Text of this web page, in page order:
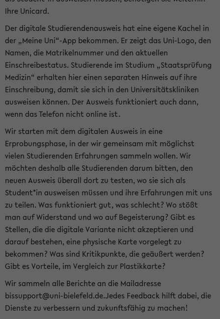
Ihre Unicard.
Der digitale Studierendenausweis hat eine eigene Kachel in
der „Meine Uni“-App bekommen. Er zeigt das Uni-Logo, den
Namen, die Matrikelnummer und den aktuellen
Einschreibestatus. Studierende im Studium „Staatsprüfung
Medizin“ erhalten hier einen separaten Hinweis auf ihre
Einschreibung, damit sie sich in den Universitätskliniken
ausweisen können. Der Ausweis funktioniert auch dann,
wenn das Telefon nicht online ist.
Wir starten mit dem digitalen Ausweis in eine
Erprobungsphase, in der wir gemeinsam mit möglichst
vielen Studierenden Erfahrungen sammeln wollen. Wir
möchten deshalb alle Studierenden darum bitten, den
neuen Ausweis überall dort zu testen, wo sie sich als
Student*in ausweisen müssen und ihre Erfahrungen mit uns
zu teilen. Was funktioniert gut, was schlecht? Wo stößt
man auf Widerstand und wo auf Begeisterung? Gibt es
Stellen, die die digitale Variante nicht akzeptieren und
darauf bestehen, eine physische Karte vorgelegt zu
bekommen? Was sind Kritikpunkte, die geäußert werden?
Gibt es Vorteile, im Vergleich zur Plastikkarte?
Wir sammeln alle Berichte an die Mailadresse
bissupport@uni-bielefeld.de.Jedes Feedback hilft dabei, die
Dienste zu verbessern und zukunftsfähig zu machen!